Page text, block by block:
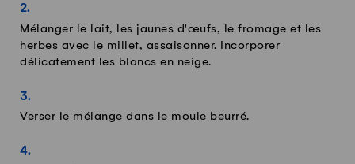
Mélanger le lait, les jaunes d'œufs, le fromage et les
herbes avec le millet, assaisonner. Incorporer
délicatement les blancs en neige.
Verser le mélange dans le moule beurré.